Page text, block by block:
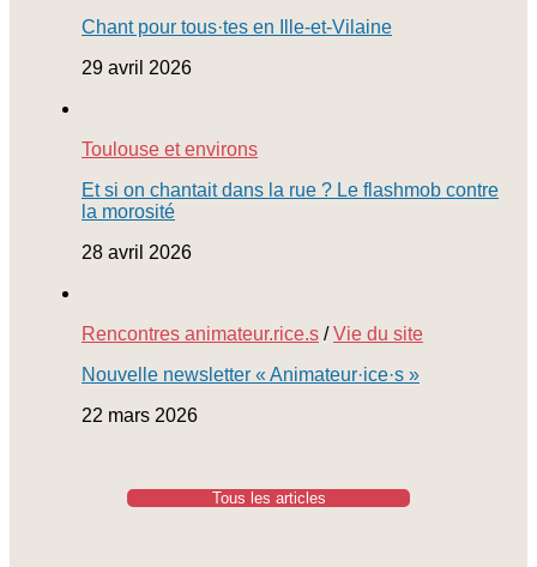
Chant pour tous·tes en Ille-et-Vilaine
29 avril 2026
Toulouse et environs
Et si on chantait dans la rue ? Le flashmob contre
la morosité
28 avril 2026
Rencontres animateur.rice.s /Vie du site
Nouvelle newsletter « Animateur·ice·s »
22 mars 2026
Tous les articles